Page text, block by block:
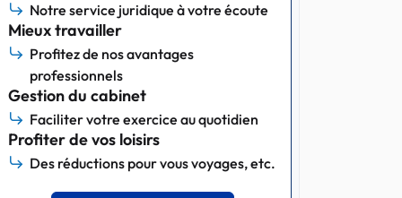
Notre service juridique à votre écoute
Mieux travailler
Profitez de nos avantages
professionnels
Gestion du cabinet
Faciliter votre exercice au quotidien
Profiter de vos loisirs
Des réductions pour vous voyages, etc.